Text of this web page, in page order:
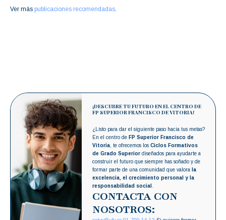
Ver más publicaciones recomendadas
¡DESCUBRE TU FUTURO EN EL CENTRO DE
FP SUPERIOR FRANCISCO DE VITORIA!
¿Listo para dar el siguiente paso hacia tus metas?
En el centro de FP Superior Francisco de
Vitoria , te ofrecemos losCiclos Formativos
de Grado Superior diseñados para ayudarte a
construir el futuro que siempre has soñado y de
formar parte de una comunidad que valora
la
excelencia, el crecimiento personal y la
responsabilidad social
CONTACTA CON
NOSOTROS: